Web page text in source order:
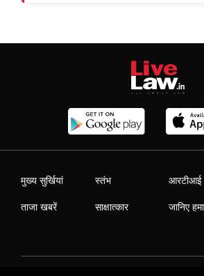
मुख्य सुर्खियां
ताजा खबरें
स्तंभ
साक्षात्कार
आरटीआई
जानिए